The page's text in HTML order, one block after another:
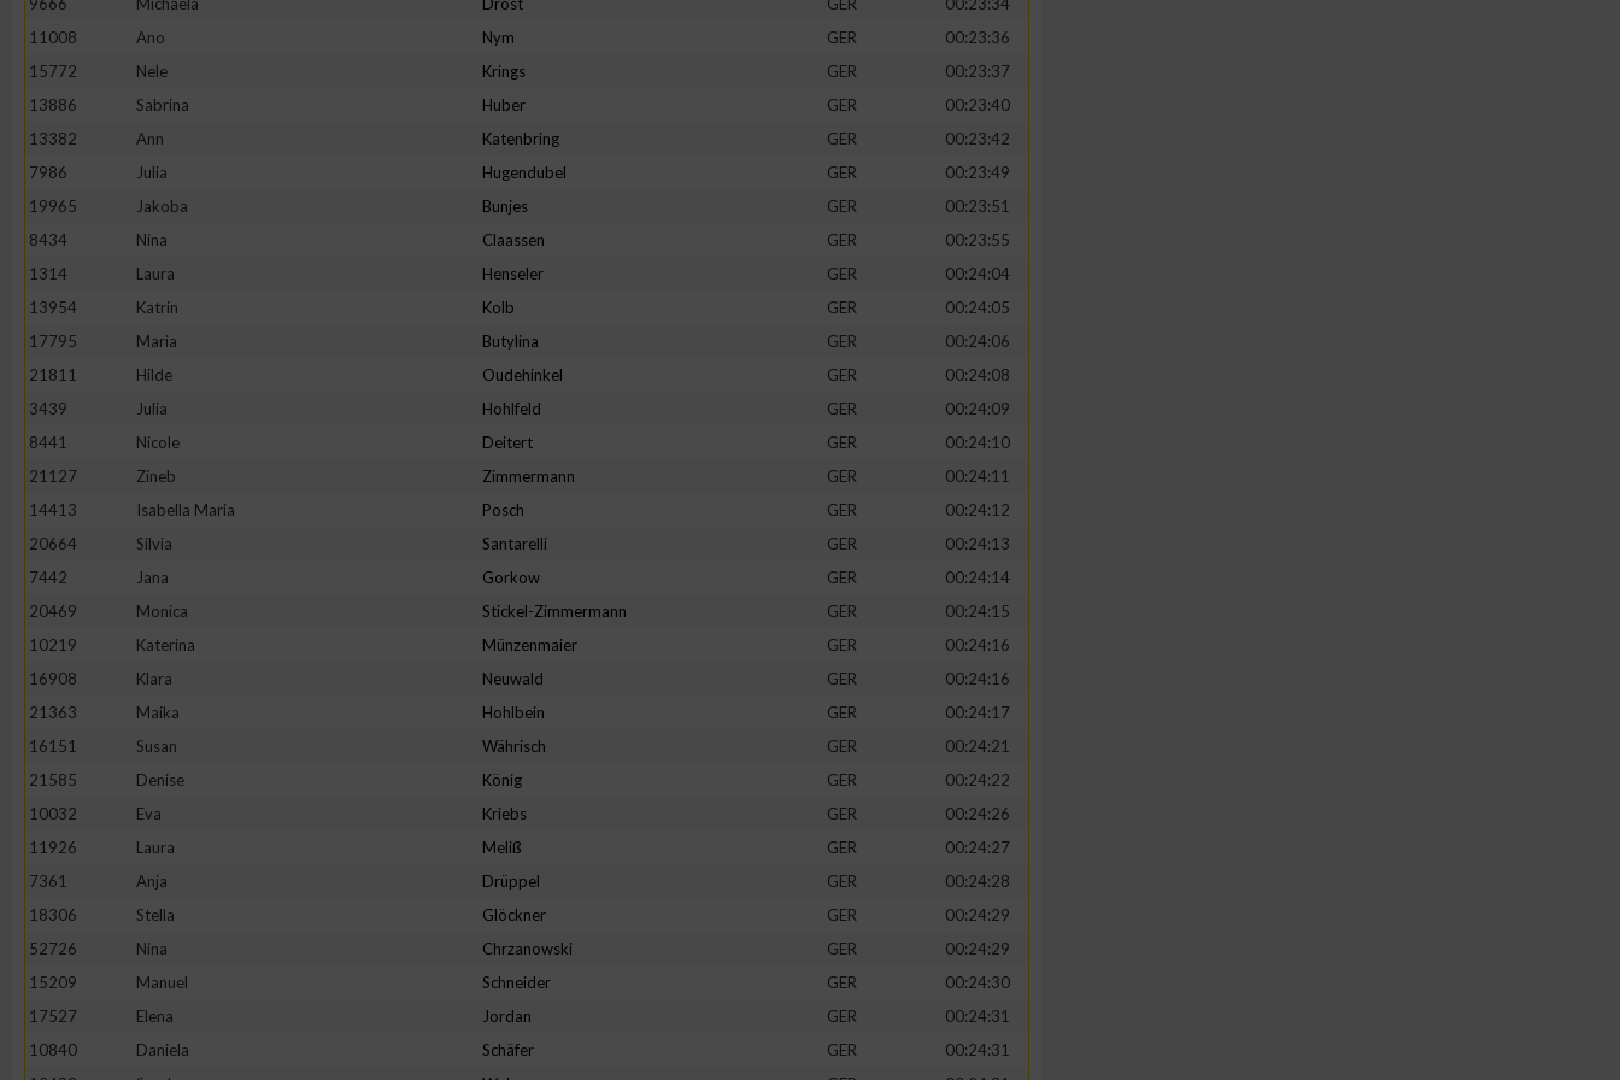
11008
Ano Nym GER
00:23:36
15772
Nele Krings GER
00:23:37
13886
Sabrina Huber GER
00:23:40
13382
Ann Katenbring GER
00:23:42
7986
Julia Hugendubel GER
00:23:49
19965
Jakoba Bunjes GER
00:23:51
8434
Nina Claassen GER
00:23:55
1314
Laura Henseler GER
00:24:04
13954
Katrin Kolb GER
00:24:05
17795
Maria Butylina GER
00:24:06
21811
Hilde Oudehinkel GER
00:24:08
3439
Julia Hohlfeld GER
00:24:09
8441
Nicole Deitert GER
00:24:10
21127
Zineb Zimmermann GER
00:24:11
14413
Isabella Maria Posch GER
00:24:12
20664
Silvia Santarelli GER
00:24:13
7442
Jana Gorkow GER
00:24:14
20469
Monica Stickel-Zimmermann GER
00:24:15
10219
Katerina Münzenmaier GER
00:24:16
16908
Klara Neuwald GER
00:24:16
21363
Maika Hohlbein GER
00:24:17
16151
Susan Währisch GER
00:24:21
21585
Denise König GER
00:24:22
10032
Eva Kriebs GER
00:24:26
11926
Laura Meliß GER
00:24:27
7361
Anja Drüppel GER
00:24:28
18306
Stella Glöckner GER
00:24:29
52726
Nina Chrzanowski GER
00:24:29
15209
Manuel Schneider GER
00:24:30
17527
Elena Jordan GER
00:24:31
10840
Daniela Schäfer GER
00:24:31
Erstellung von Profilen zur Personalisierung von Inhalten
Messung der Werbeleistung
Messung der Performance von Inhalten
Analyse von Zielgruppen durch Statistiken oder Kombinationen von Daten aus
Entwicklung und Verbesserung der Angebote
IAB-Besonderheiten:
Geräte anhand von aktiv angeforderten Informationen identifizieren
Nicht-IAB-Verarbeitungszwecke:
Notwendig
Performance
Funktional